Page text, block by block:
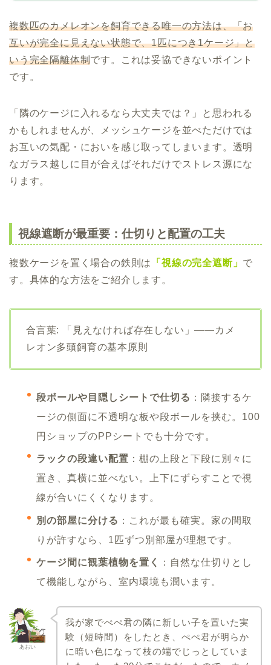
複数匹のカメレオンを飼育できる唯一の方法は、「お
互いが完全に見えない状態で、1匹につき1ケージ」と
いう完全隔離体制です。これは妥協できないポイント
です。
「隣のケージに入れるなら大丈夫では？」と思われる
かもしれませんが、メッシュケージを並べただけでは
お互いの気配・においを感じ取ってしまいます。透明
なガラス越しに目が合えばそれだけでストレス源にな
ります。
視線遮断が最重要：仕切りと配置の工夫
複数ケージを置く場合の鉄則は 「視線の完全遮断」 で
す。具体的な方法をご紹介します。
合言葉: 「見えなければ存在しない」——カメ
レオン多頭飼育の基本原則
段ボールや目隠しシートで仕切る ：隣接するケ
ージの側面に不透明な板や段ボールを挟む。100
円ショップのPPシートでも十分です。
ラックの段違い配置 ：棚の上段と下段に別々に
置き、真横に並べない。上下にずらすことで視
線が合いにくくなります。
別の部屋に分ける ：これが最も確実。家の間取
りが許すなら、1匹ずつ別部屋が理想です。
ケージ間に観葉植物を置く
：自然な仕切りとし
て機能しながら、室内環境も潤います。
あおい
我が家でぺぺ君の隣に新しい子を置いた実
験（短時間）をしたとき、ぺぺ君が明らか
に暗い色になって枝の端でじっとしていま